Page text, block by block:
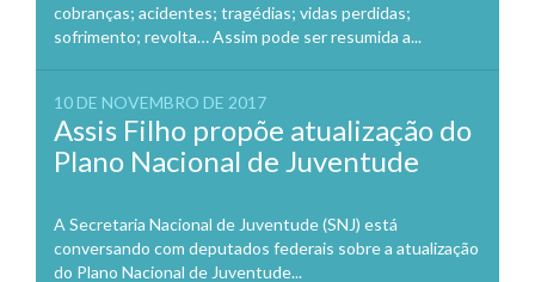
cobranças; acidentes; tragédias; vidas perdidas;
sofrimento; revolta… Assim pode ser resumida a...
10 DE NOVEMBRO DE 2017
Assis Filho propõe atualização do
Plano Nacional de Juventude
A Secretaria Nacional de Juventude (SNJ) está
conversando com deputados federais sobre a atualização
do Plano Nacional de Juventude...